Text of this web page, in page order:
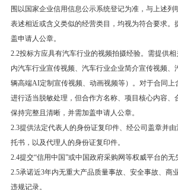
围以国家企业信用信息公示系统登记为准，与上述列
表述相近或含义类似的经营类目，均视为符合要求。
盖申请人公章。
2.2投标方应具有汽车行业的视频拍摄经验。需提供
内汽车行业宣传视频、汽车行业企业简介宣传视频、
辆高端AI定制宣传视频、动画视频等）。对于合同上
进行适当脱敏处理，但合作方名称、项目核心内容、
保持完整且清晰，并需加盖申请人公章。
2.3提供法定代表人的身份证复印件、经公司盖章并
托书，以及代理人的身份证复印件。
2.4提交“信用中国”或中国政府采购网等权威平台的无
2.5承诺近3年内无重大产品质量事故、安全事故、商
违规记录。